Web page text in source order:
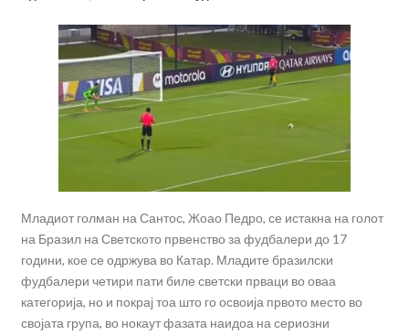
Младиот голман на Сантос, Жоао Педро, се истакна на голот
на Бразил на Светското првенство за фудбалери до 17
години, кое се одржува во Катар. Младите бразилски
фудбалери четири пати биле светски прваци во оваа
категорија, но и покрај тоа што го освоија првото место во
својата група, во нокаут фазата наидоа на сериозни